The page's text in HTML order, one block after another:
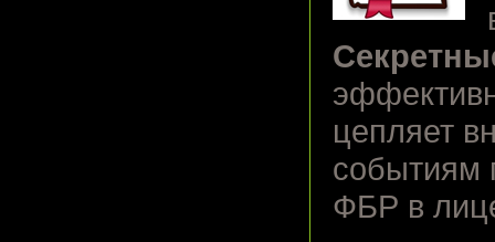
цепляет
событиям
ФБР в